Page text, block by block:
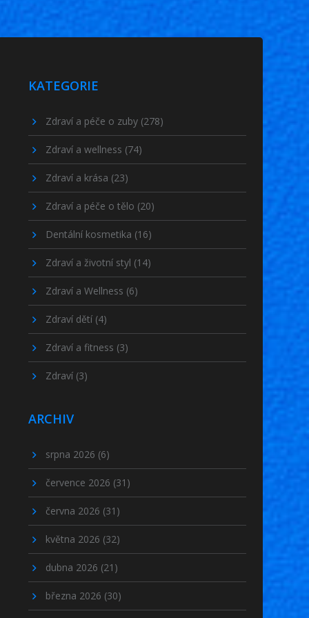
KATEGORIE
Zdraví a péče o zuby (278)
Zdraví a wellness (74)
Zdraví a krása (23)
Zdraví a péče o tělo (20)
Dentální kosmetika (16)
Zdraví a životní styl (14)
Zdraví a Wellness (6)
Zdraví dětí (4)
Zdraví a fitness (3)
Zdraví (3)
ARCHIV
srpna 2026 (6)
července 2026 (31)
června 2026 (31)
května 2026 (32)
dubna 2026 (21)
března 2026 (30)